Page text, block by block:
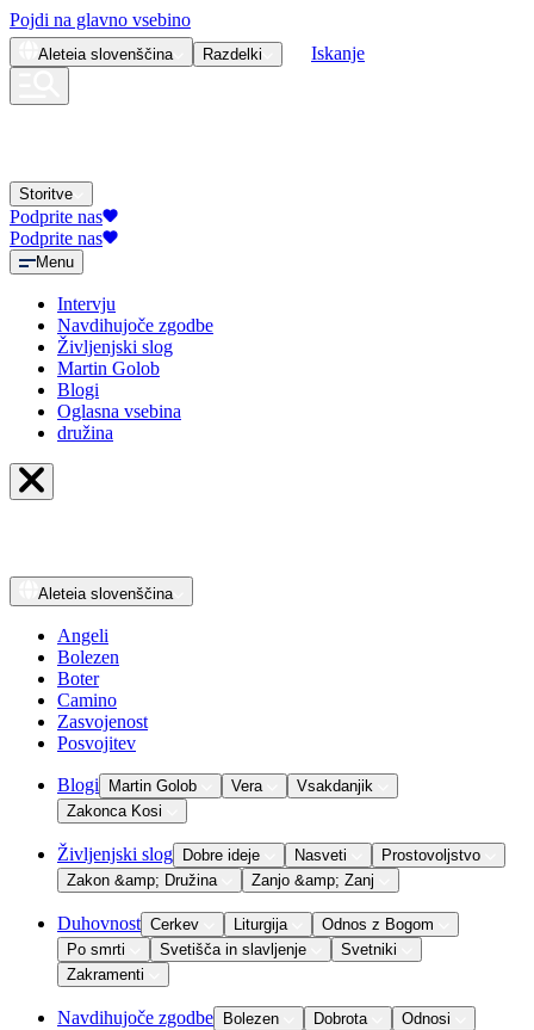
Pojdi na glavno vsebino
Aleteia slovenščina Razdelki Iskanje
Storitve
Podprite nas
Podprite nas
Menu
Intervju
Navdihujoče zgodbe
Življenjski slog
Martin Golob
Blogi
Oglasna vsebina
družina
Aleteia slovenščina
Angeli
Bolezen
Boter
Camino
Zasvojenost
Posvojitev
Blogi Martin Golob Vera
Vsakdanjik
Zakonca Kosi
Življenjski slog Dobre ideje Nasveti
Prostovoljstvo
Zakon &amp; Družina
Zanjo &amp; Zanj
Duhovnost Cerkev Liturgija
Odnos z Bogom
Po smrti
Svetišča in slavljenje
Svetniki
Zakramenti
Navdihujoče zgodbe Bolezen Dobrota
Odnosi